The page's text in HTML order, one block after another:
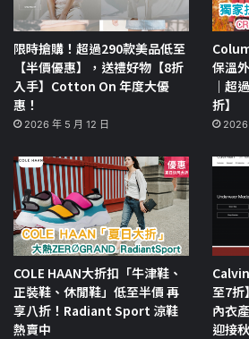
限時搶購！超過290款美品低至
【半價優惠】，送禮好物【8折
入手】Cotton On 年度大優
惠！
2026 年 5 月 12 日
保溫
｜超
折】
2026
COLE HAAN大折扣「牛津鞋、
正裝鞋、休閒鞋」低至半價 再
享八折！Radiant Sport 涼鞋
熱賣中
至7折
內衣
迎接